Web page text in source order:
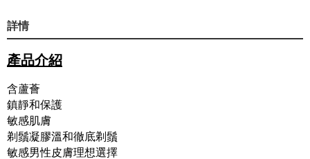
詳情
產品介紹
含蘆薈
鎮靜和保護
敏感肌膚
剃鬚凝膠溫和徹底剃鬚
敏感男性皮膚理想選擇